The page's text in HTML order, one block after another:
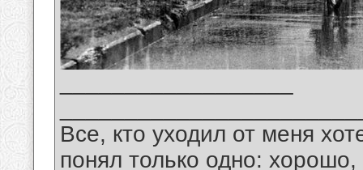
Все, кто уходил от меня
понял только одно: